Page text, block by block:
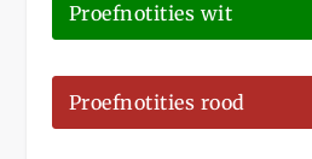
Proefnotities wit
Proefnotities rood